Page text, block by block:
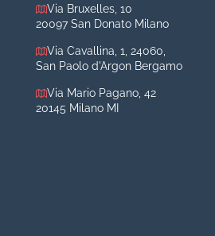
Medicina estetica Milano
Acido ialuronico viso
Aumento labbra
Filler
Via Bruxelles, 10
20097 San Donato Milano
Via Cavallina, 1, 24060,
San Paolo d'Argon Bergamo
Via Mario Pagano, 42
20145 Milano MI